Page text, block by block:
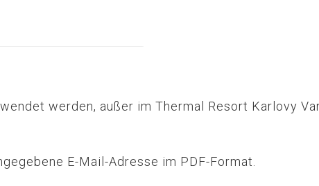
werden, außer im Thermal Resort Karlovy
E-Mail-Adresse im PDF-Format.